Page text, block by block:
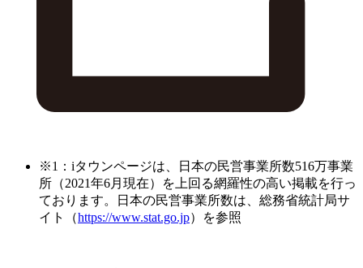
※1：iタウンページは、日本の民営事業所数516万事業
所（2021年6月現在）を上回る網羅性の高い掲載を行っ
ております。日本の民営事業所数は、総務省統計局サ
イト（https://www.stat.go.jp）を参照